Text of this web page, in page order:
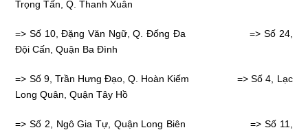
Trọng Tấn, Q. Thanh Xuân
=> Số 10, Đặng Văn Ngữ, Q. Đống Đa => Số 24,
Đội Cấn, Quận Ba Đình
=> Số 9, Trần Hưng Đạo, Q. Hoàn Kiếm => Số 4, Lạc
Long Quân, Quận Tây Hồ
=> Số 2, Ngô Gia Tự, Quận Long Biên => Số 11,